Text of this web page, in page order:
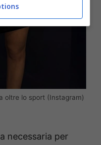
oltre lo sport (Instagram)
necessaria per